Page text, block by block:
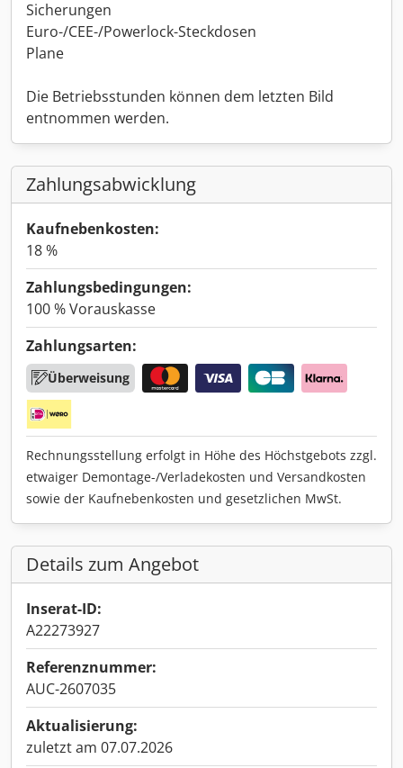
Sicherungen
Euro-/CEE-/Powerlock-Steckdosen
Plane
Die Betriebsstunden können dem letzten Bild
entnommen werden.
Zahlungsabwicklung
Kaufnebenkosten:
18 %
Zahlungsbedingungen:
100 % Vorauskasse
Zahlungsarten:
Überweisung
Rechnungsstellung erfolgt in Höhe des Höchstgebots zzgl.
etwaiger Demontage-/Verladekosten und Versandkosten
sowie der Kaufnebenkosten und gesetzlichen MwSt.
Details zum Angebot
Inserat-ID:
A22273927
Referenznummer:
AUC-2607035
Aktualisierung:
zuletzt am 07.07.2026